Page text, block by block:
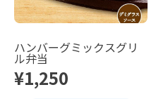
ハンバーグミックスグリ
ル弁当
¥1,250